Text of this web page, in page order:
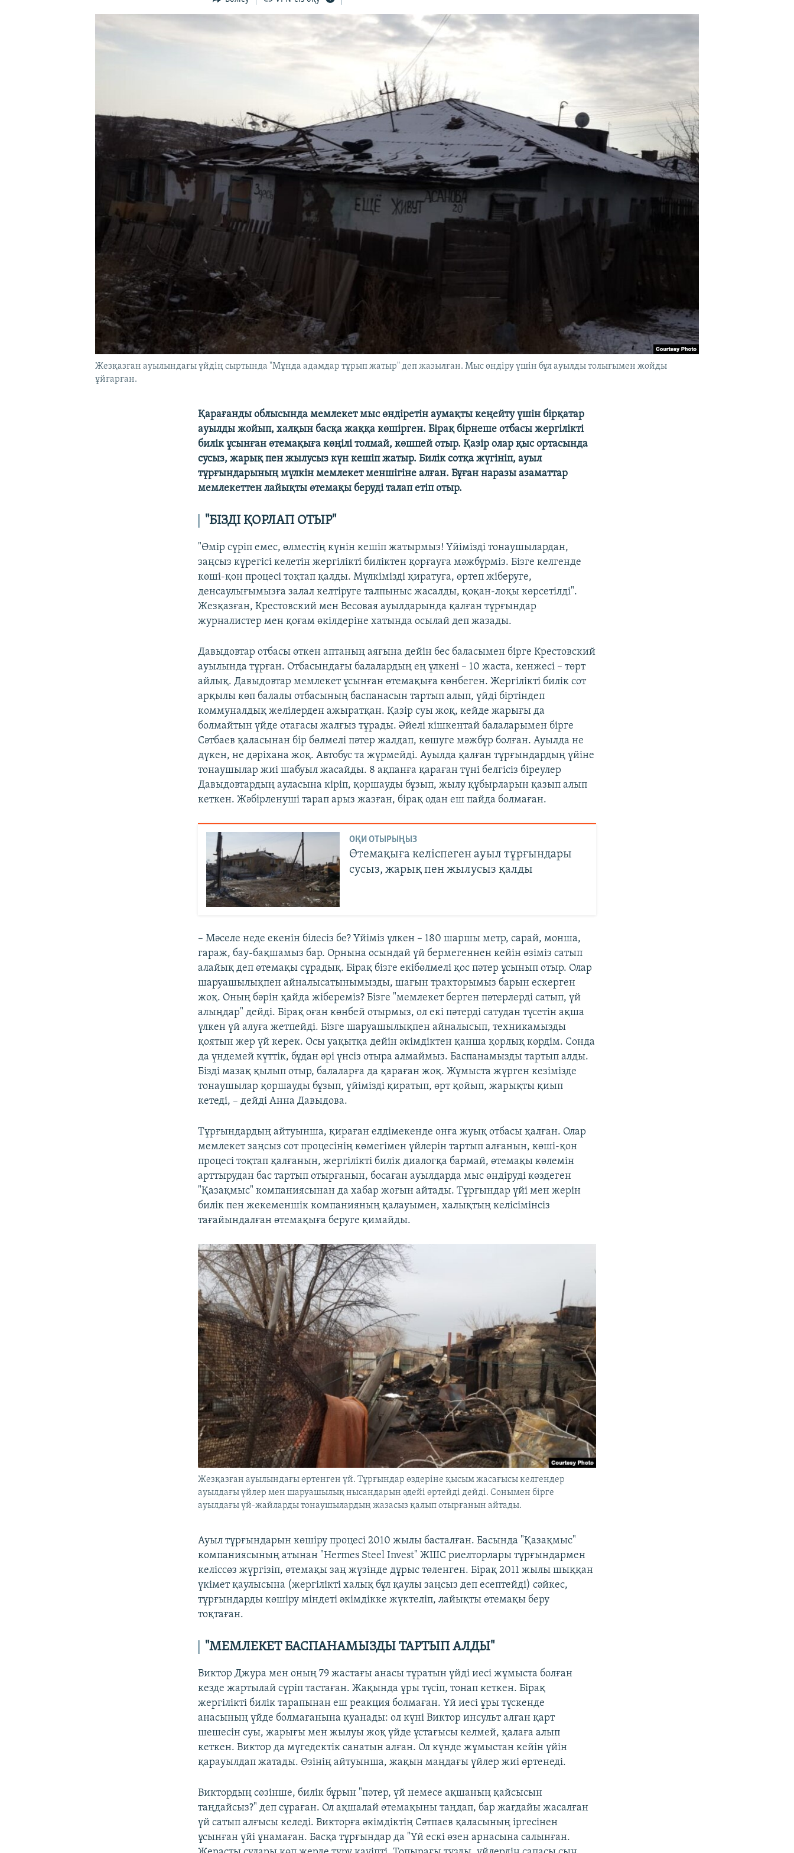
Жезқазған ауылындағы үйдің сыртында "Мұнда адамдар тұрып жатыр" деп жазылған. Мыс өндіру үшін бұл ауылды толығымен жойды
ұйғарған.
Қарағанды облысында мемлекет мыс өндіретін аумақты кеңейту үшін бірқатар
ауылды жойып, халқын басқа жаққа көшірген. Бірақ бірнеше отбасы жергілікті
билік ұсынған өтемақыға көңілі толмай, көшпей отыр. Қазір олар қыс ортасында
сусыз, жарық пен жылусыз күн кешіп жатыр. Билік сотқа жүгініп, ауыл
тұрғындарының мүлкін мемлекет меншігіне алған. Бұған наразы азаматтар
мемлекеттен лайықты өтемақы беруді талап етіп отыр.
"БІЗДІ ҚОРЛАП ОТЫР"
"Өмір сүріп емес, өлместің күнін кешіп жатырмыз! Үйімізді тонаушылардан,
заңсыз күрегісі келетін жергілікті биліктен қорғауға мәжбүрміз. Бізге келгенде
көші-қон процесі тоқтап қалды. Мүлкімізді қиратуға, өртеп жіберуге,
денсаулығымызға залал келтіруге талпыныс жасалды, қоқан-лоқы көрсетілді".
Жезқазған, Крестовский мен Весовая ауылдарында қалған тұрғындар
журналистер мен қоғам өкілдеріне хатында осылай деп жазады.
Давыдовтар отбасы өткен аптаның аяғына дейін бес баласымен бірге Крестовский
ауылында тұрған. Отбасындағы балалардың ең үлкені – 10 жаста, кенжесі – төрт
айлық. Давыдовтар мемлекет ұсынған өтемақыға көнбеген. Жергілікті билік сот
арқылы көп балалы отбасының баспанасын тартып алып, үйді біртіндеп
коммуналдық желілерден ажыратқан. Қазір суы жоқ, кейде жарығы да
болмайтын үйде отағасы жалғыз тұрады. Әйелі кішкентай балаларымен бірге
Сәтбаев қаласынан бір бөлмелі пәтер жалдап, көшуге мәжбүр болған. Ауылда не
дүкен, не дәріхана жоқ. Автобус та жүрмейді. Ауылда қалған тұрғындардың үйіне
тонаушылар жиі шабуыл жасайды. 8 ақпанға қараған түні белгісіз біреулер
Давыдовтардың ауласына кіріп, қоршауды бұзып, жылу құбырларын қазып алып
кеткен. Жәбірленуші тарап арыз жазған, бірақ одан еш пайда болмаған.
ОҚИ ОТЫРЫҢЫЗ
Өтемақыға келіспеген ауыл тұрғындары
сусыз, жарық пен жылусыз қалды
– Мәселе неде екенін білесіз бе? Үйіміз үлкен – 180 шаршы метр, сарай, монша,
гараж, бау-бақшамыз бар. Орнына осындай үй бермегеннен кейін өзіміз сатып
алайық деп өтемақы сұрадық. Бірақ бізге екібөлмелі қос пәтер ұсынып отыр. Олар
шаруашылықпен айналысатынымызды, шағын тракторымыз барын ескерген
жоқ. Оның бәрін қайда жібереміз? Бізге "мемлекет берген пәтерлерді сатып, үй
алыңдар" дейді. Бірақ оған көнбей отырмыз, ол екі пәтерді сатудан түсетін ақша
үлкен үй алуға жетпейді. Бізге шаруашылықпен айналысып, техникамызды
қоятын жер үй керек. Осы уақытқа дейін әкімдіктен қанша қорлық көрдім. Сонда
да үндемей күттік, бұдан әрі үнсіз отыра алмаймыз. Баспанамызды тартып алды.
Бізді мазақ қылып отыр, балаларға да қараған жоқ. Жұмыста жүрген кезімізде
тонаушылар қоршауды бұзып, үйімізді қиратып, өрт қойып, жарықты қиып
кетеді, – дейді Анна Давыдова.
Тұрғындардың айтуынша, қираған елдімекенде онға жуық отбасы қалған. Олар
мемлекет заңсыз сот процесінің көмегімен үйлерін тартып алғанын, көші-қон
процесі тоқтап қалғанын, жергілікті билік диалогқа бармай, өтемақы көлемін
арттырудан бас тартып отырғанын, босаған ауылдарда мыс өндіруді көздеген
"Қазақмыс" компаниясынан да хабар жоғын айтады. Тұрғындар үйі мен жерін
билік пен жекеменшік компанияның қалауымен, халықтың келісімінсіз
тағайындалған өтемақыға беруге қимайды.
Жезқазған ауылындағы өртенген үй. Тұрғындар өздеріне қысым жасағысы келгендер
ауылдағы үйлер мен шаруашылық нысандарын әдейі өртейді дейді. Сонымен бірге
ауылдағы үй-жайларды тонаушылардың жазасыз қалып отырғанын айтады.
Ауыл тұрғындарын көшіру процесі 2010 жылы басталған. Басында "Қазақмыс"
компаниясының атынан "Hermes Steel Invest" ЖШС риелторлары тұрғындармен
келіссөз жүргізіп, өтемақы заң жүзінде дұрыс төленген. Бірақ 2011 жылы шыққан
үкімет қаулысына (жергілікті халық бұл қаулы заңсыз деп есептейді) сәйкес,
тұрғындарды көшіру міндеті әкімдікке жүктеліп, лайықты өтемақы беру
тоқтаған.
"МЕМЛЕКЕТ БАСПАНАМЫЗДЫ ТАРТЫП АЛДЫ"
Виктор Джура мен оның 79 жастағы анасы тұратын үйді иесі жұмыста болған
кезде жартылай сүріп тастаған. Жақында ұры түсіп, тонап кеткен. Бірақ
жергілікті билік тарапынан еш реакция болмаған. Үй иесі ұры түскенде
анасының үйде болмағанына қуанады: ол күні Виктор инсульт алған қарт
шешесін суы, жарығы мен жылуы жоқ үйде ұстағысы келмей, қалаға алып
кеткен. Виктор да мүгедектік санатын алған. Ол күнде жұмыстан кейін үйін
қарауылдап жатады. Өзінің айтуынша, жақын маңдағы үйлер жиі өртенеді.
Виктордың сөзінше, билік бұрын "пәтер, үй немесе ақшаның қайсысын
таңдайсыз?" деп сұраған. Ол ақшалай өтемақыны таңдап, бар жағдайы жасалған
үй сатып алғысы келеді. Викторға әкімдіктің Сәтпаев қаласының іргесінен
ұсынған үйі ұнамаған. Басқа тұрғындар да "Үй ескі өзен арнасына салынған.